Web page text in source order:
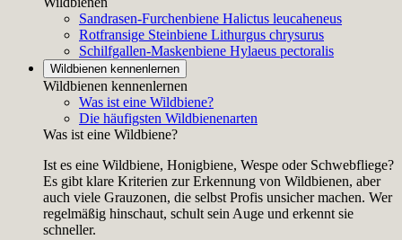
Sandrasen-Furchenbiene Halictus leucaheneus
Rotfransige Steinbiene Lithurgus chrysurus
Schilfgallen-Maskenbiene Hylaeus pectoralis
Wildbienen kennenlernen
Wildbienen kennenlernen
Was ist eine Wildbiene?
Die häufigsten Wildbienenarten
Was ist eine Wildbiene?
Ist es eine Wildbiene, Honigbiene, Wespe oder Schwebfliege?
Es gibt klare Kriterien zur Erkennung von Wildbienen, aber
auch viele Grauzonen, die selbst Profis unsicher machen. Wer
regelmäßig hinschaut, schult sein Auge und erkennt sie
schneller.